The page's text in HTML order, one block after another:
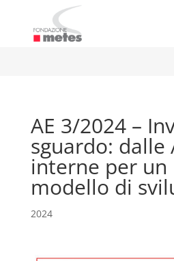
AE 3/2024 –
sguardo: dalle
interne per un
modello di
2024